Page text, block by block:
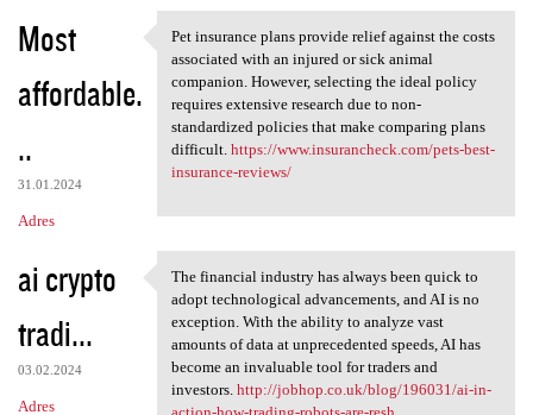
Most
affordable.
..
31.01.2024
Adres
Pet insurance plans provide
Pet insurance plans provide relief against the costs
associated with an injured or sick animal
companion. However, selecting the ideal policy
requires extensive research due to non-
standardized policies that make comparing plans
difficult. https://www.insurancheck.com/pets-best-
insurance-reviews/
ai crypto
tradi...
03.02.2024
Adres
The financial industry has
The financial industry has always been quick to
adopt technological advancements, and AI is no
exception. With the ability to analyze vast
amounts of data at unprecedented speeds, AI has
become an invaluable tool for traders and
investors. http://jobhop.co.uk/blog/196031/ai-in-